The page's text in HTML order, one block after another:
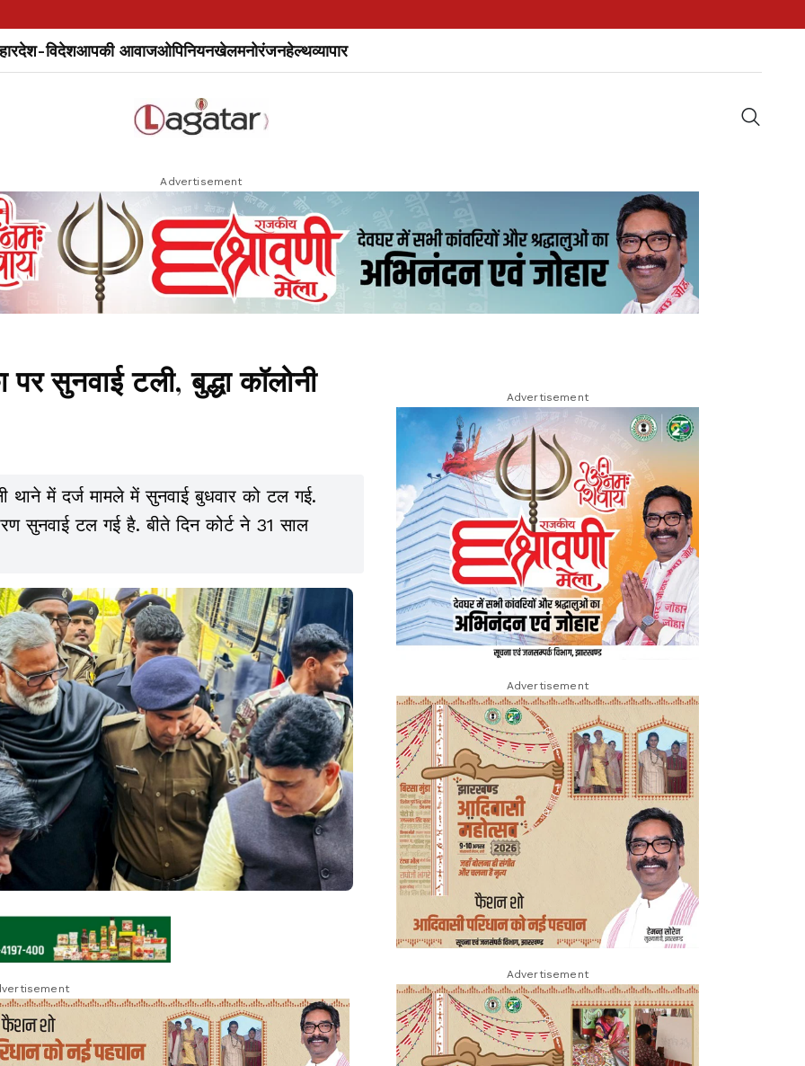
देश-विदेशआपकी आवाजओपिनियनखेलमनोरंजनहेल्थव्यापार
Advertisement
सुनवाई टली, बुद्धा कॉलोनी
थाने में दर्ज मामले में सुनवाई बुधवार को टल गई.
सुनवाई टल गई है. बीते दिन कोर्ट ने 31 साल
Advertisement
Advertisement
Advertisement